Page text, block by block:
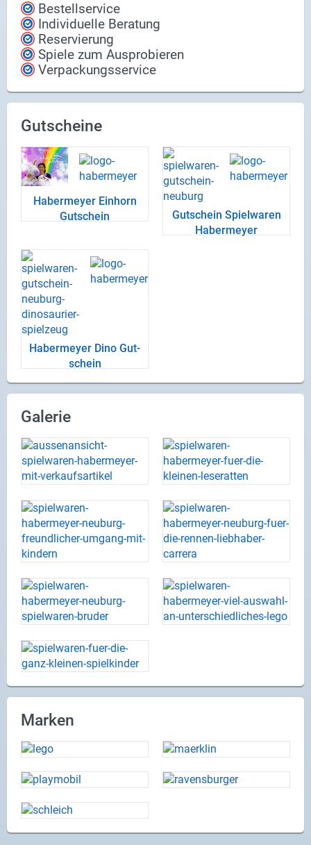
Bestellservice
Individuelle Beratung
Reservierung
Spiele zum Ausprobieren
Verpackungsservice
Gutscheine
Ha­ber­mey­er Ein­horn
Gut­schein
Gut­schein Spiel­wa­ren
Ha­ber­mey­er
Ha­ber­mey­er Dino Gut­
schein
Galerie
Marken